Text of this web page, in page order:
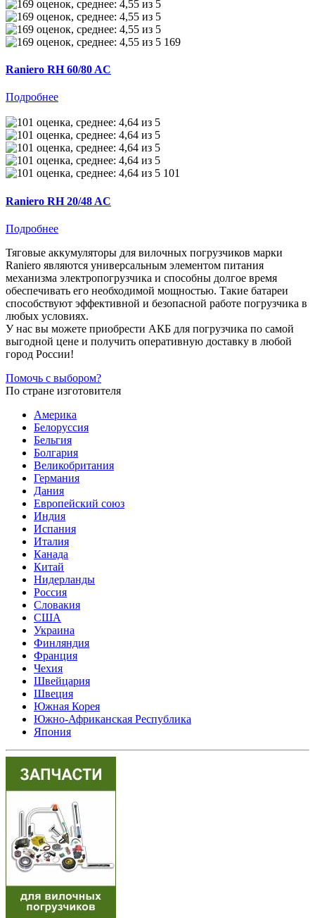
169
Raniero RH 60/80 AC
Подробнее
101
Raniero RH 20/48 AC
Подробнее
Тяговые аккумуляторы для вилочных погрузчиков марки
Raniero являются универсальным элементом питания
механизма электропогрузчика и способны долгое время
обеспечивать его необходимой мощностью. Такие батареи
способствуют эффективной и безопасной работе погрузчика в
любых условиях.
У нас вы можете приобрести АКБ для погрузчика по самой
выгодной цене и получить оперативную доставку в любой
город России!
Помочь с выбором?
По стране изготовителя
Америка
Белоруссия
Бельгия
Болгария
Великобритания
Германия
Дания
Европейский союз
Индия
Испания
Италия
Канада
Китай
Нидерланды
Россия
Словакия
США
Украина
Финляндия
Франция
Чехия
Швейцария
Швеция
Южная Корея
Южно-Африканская Республика
Япония